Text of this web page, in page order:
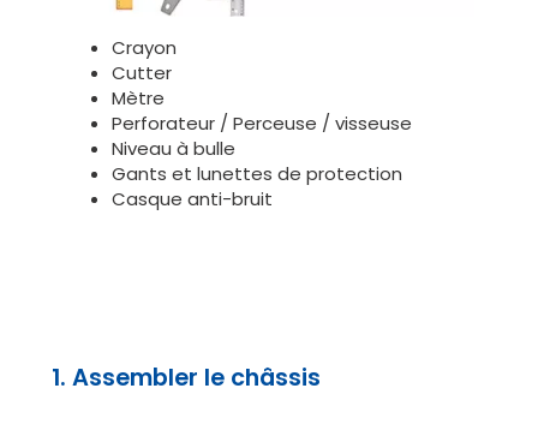
Crayon
Cutter
Mètre
Perforateur / Perceuse / visseuse
Niveau à bulle
Gants et lunettes de protection
Casque anti-bruit
1. Assembler le châssis